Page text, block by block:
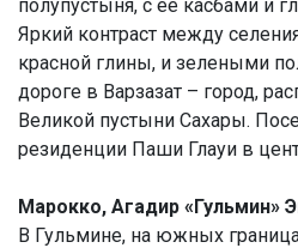
полупустыня, с ее касбами и
Яркий контраст между
красной глины, и зелеными
дороге в Варзазат – город,
Великой пустыни Сахары.
резиденции Паши Глауи в
Марокко, Агадир «Гульмин»
В Гульмине, на южных